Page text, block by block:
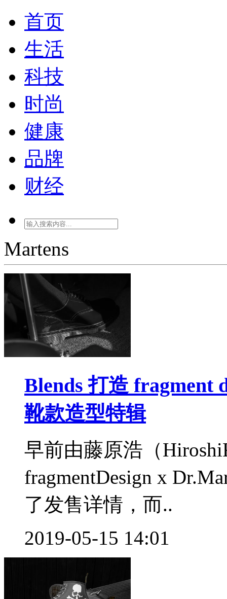
首页
生活
科技
时尚
健康
品牌
财经
Martens
Blends 打造 fragment
靴款造型特辑
早前由藤原浩（
fragmentDesign x
了发售详情，而..
2019-05-15 14:01